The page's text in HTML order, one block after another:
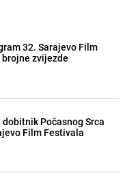
32. Sarajevo Film
zvijezde
Počasnog Srca
Film Festivala